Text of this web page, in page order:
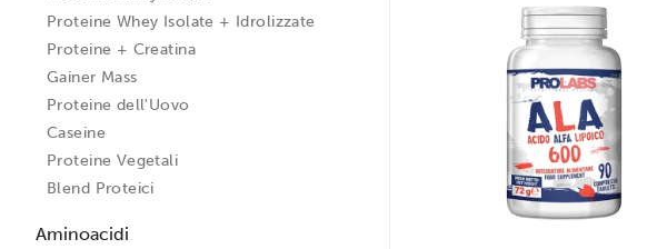
Proteine Whey Isolate + Idrolizzate
Proteine + Creatina
Gainer Mass
Proteine dell'Uovo
Caseine
Proteine Vegetali
Blend Proteici
Aminoacidi